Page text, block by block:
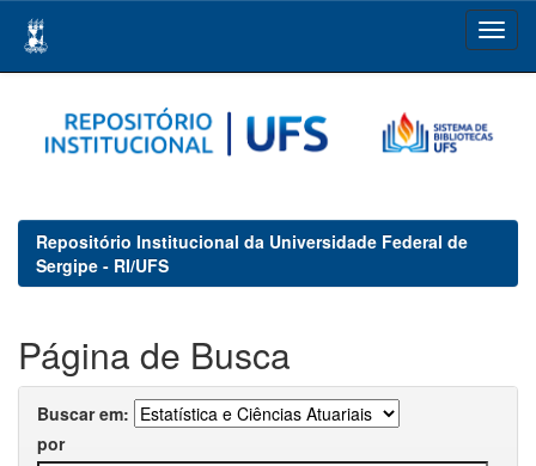
navigation
Repositório Institucional da Universidade Federal de
Sergipe - RI/UFS
Página de Busca
Buscar em:
por